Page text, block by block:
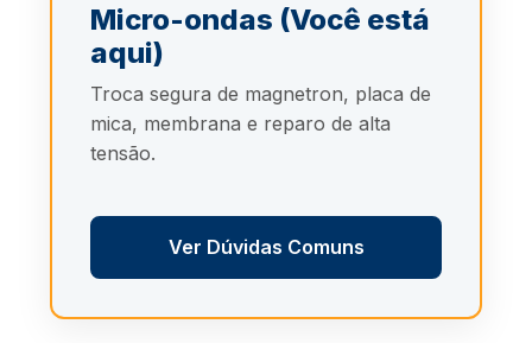
Micro-ondas (Você está
aqui)
Troca segura de magnetron, placa de
mica, membrana e reparo de alta
tensão.
Ver Dúvidas Comuns